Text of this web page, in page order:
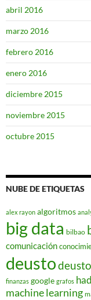
abril 2016
marzo 2016
febrero 2016
enero 2016
diciembre 2015
noviembre 2015
octubre 2015
NUBE DE ETIQUETAS
alex rayon algoritmos
big data bilbao
comunicación
deusto
finanzas google grafos
machine learning